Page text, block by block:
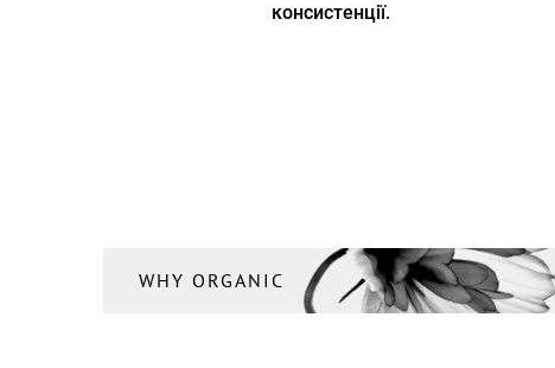
консистенції.
WHY ORGANIC